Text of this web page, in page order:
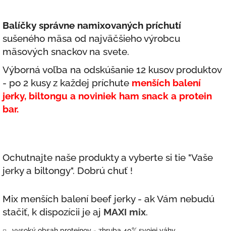
Balíčky správne namixovaných príchutí
sušeného mäsa od najväčšieho výrobcu
mäsových snackov na svete.
Výborná voľba na odskúšanie 12 kusov produktov
- po 2 kusy z každej príchute menších balení
jerky, biltongu a noviniek ham snack a protein
bar.
Ochutnajte naše produkty a vyberte si tie "Vaše
jerky a biltongy". Dobrú chuť !
Mix menších balení beef jerky - ak Vám nebudú
stačiť, k dispozícii je aj MAXI mix.